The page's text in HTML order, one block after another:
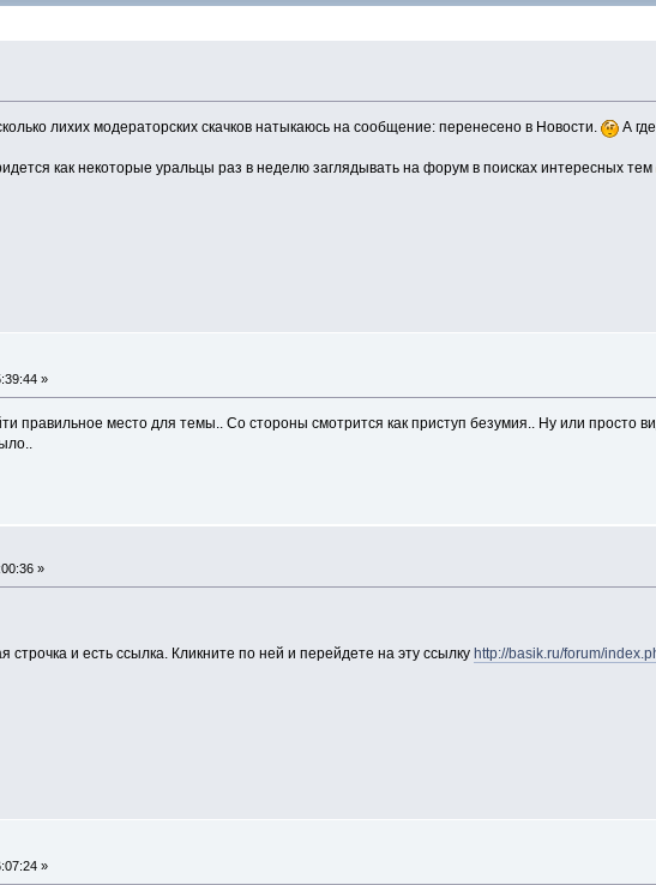
лихих модераторских скачков натыкаюсь на сообщение: перенесено в Новости.
А
как некоторые уральцы раз в неделю заглядывать на форум в поисках интересных тем
»
правильное место для темы.. Со стороны смотрится как приступ безумия.. Ну или просто
»
и есть ссылка. Кликните по ней и перейдете на эту ссылку http://basik.ru/forum/
»